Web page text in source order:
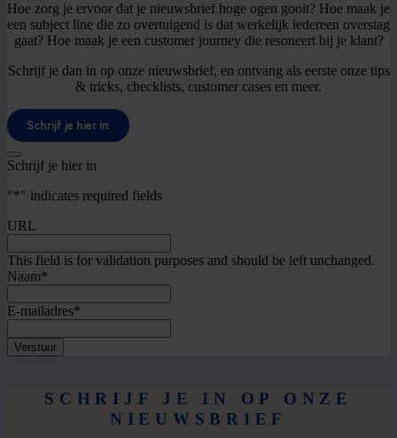
Hoe zorg je ervoor dat je nieuwsbrief hoge ogen gooit? Hoe maak je
een subject line die zo overtuigend is dat werkelijk iedereen overstag
gaat? Hoe maak je een customer journey die resoneert bij je klant?
Schrijf je dan in op onze nieuwsbrief, en ontvang als eerste onze tips
& tricks, checklists, customer cases en meer.
Schrijf je hier in
Schrijf je hier in
"*" indicates required fields
URL
This field is for validation purposes and should be left unchanged.
Naam*
E-mailadres*
SCHRIJF JE IN OP ONZE
NIEUWSBRIEF